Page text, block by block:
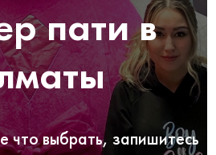
пати в
что выбрать, запишитесь